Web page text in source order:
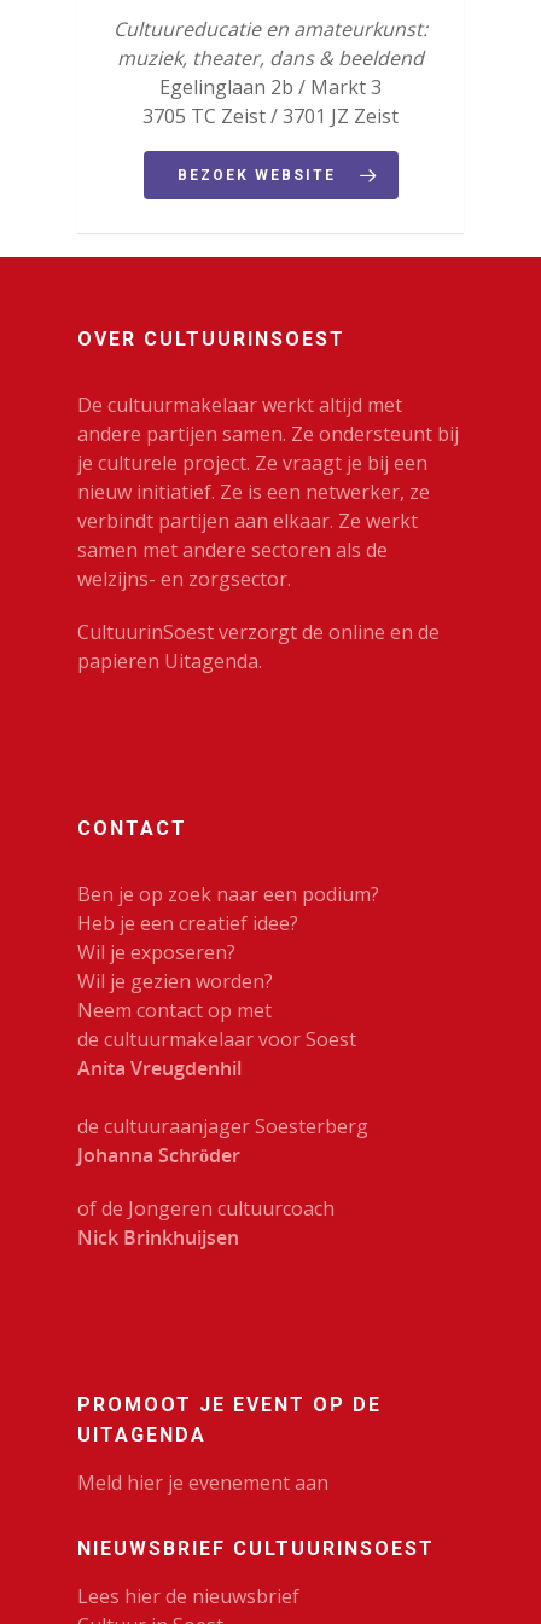
Cultuureducatie en amateurkunst:
muziek, theater, dans & beeldend
Egelinglaan 2b / Markt 3
3705 TC Zeist / 3701 JZ Zeist
BEZOEK WEBSITE
OVER CULTUURINSOEST
De cultuurmakelaar werkt altijd met
andere partijen samen. Ze ondersteunt bij
je culturele project. Ze vraagt je bij een
nieuw initiatief. Ze is een netwerker, ze
verbindt partijen aan elkaar. Ze werkt
samen met andere sectoren als de
welzijns- en zorgsector.
CultuurinSoest verzorgt de online en de
papieren Uitagenda.
CONTACT
Ben je op zoek naar een podium?
Heb je een creatief idee?
Wil je exposeren?
Wil je gezien worden?
Neem contact op met
de cultuurmakelaar voor Soest
Anita Vreugdenhil
de cultuuraanjager Soesterberg
Johanna Schröder
of de Jongeren cultuurcoach
Nick Brinkhuijsen
PROMOOT JE EVENT OP DE
UITAGENDA
Meld hier je evenement aan
NIEUWSBRIEF CULTUURINSOEST
Lees hier de nieuwsbrief
Film & Podia
Galerie
Koren
Media
Theater